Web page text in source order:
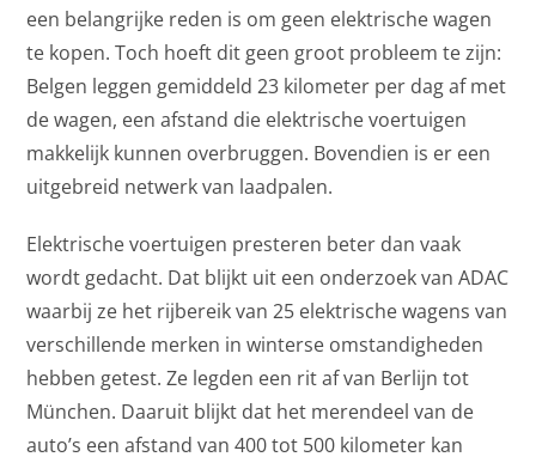
een belangrijke reden is om geen elektrische wagen
te kopen. Toch hoeft dit geen groot probleem te zijn:
Belgen leggen gemiddeld 23 kilometer per dag af met
de wagen, een afstand die elektrische voertuigen
makkelijk kunnen overbruggen. Bovendien is er een
uitgebreid netwerk van laadpalen.
Elektrische voertuigen presteren beter dan vaak
wordt gedacht. Dat blijkt uit een onderzoek van ADAC
waarbij ze het rijbereik van 25 elektrische wagens van
verschillende merken in winterse omstandigheden
hebben getest. Ze legden een rit af van Berlijn tot
München. Daaruit blijkt dat het merendeel van de
auto’s een afstand van 400 tot 500 kilometer kan